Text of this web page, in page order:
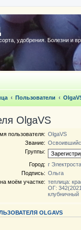
удобрения. Болезни и
Пользователи
OlgaVS
пользователя: OlgaVS
Звание:
Группы:
Город: г
Подпись: Ольга
моём участке: теплица:
ОГ:
клубничный
OLGAVS